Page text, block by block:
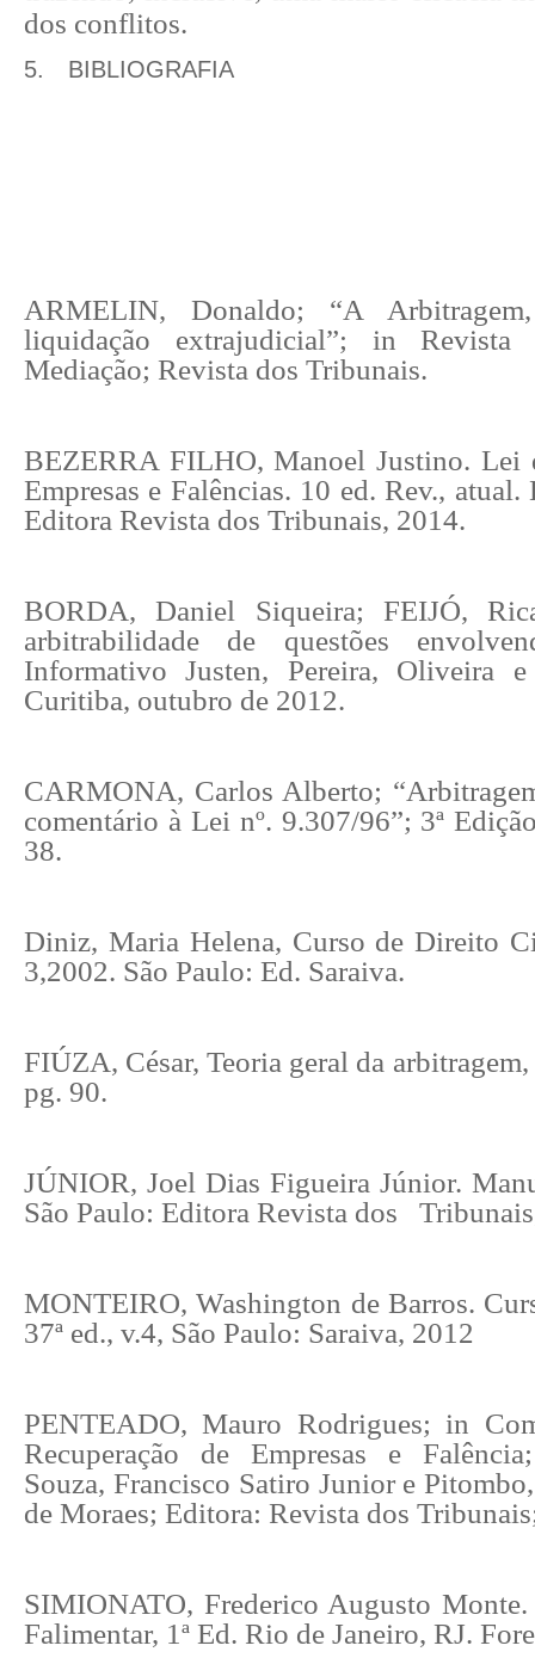
dos conflitos.
5. BIBLIOGRAFIA
ARMELIN, Donaldo; “A
liquidação extrajudicial”; in
Mediação; Revista dos Tribunais.
BEZERRA FILHO, Manoel Justino. Lei
Empresas e Falências. 10 ed. Rev.,
Editora Revista dos Tribunais, 2014.
BORDA, Daniel Siqueira; FEIJÓ,
arbitrabilidade de questões
Informativo Justen, Pereira, Oliveira
Curitiba, outubro de 2012.
CARMONA, Carlos Alberto;
comentário à Lei nº. 9.307/96”; 3ª
38.
Diniz, Maria Helena, Curso de Direito
3,2002. São Paulo: Ed. Saraiva.
FIÚZA, César, Teoria geral da
pg. 90.
JÚNIOR, Joel Dias Figueira Júnior.
São Paulo: Editora Revista dos
MONTEIRO, Washington de Barros.
37ª ed., v.4, São Paulo: Saraiva, 2012
PENTEADO, Mauro Rodrigues; in
Recuperação de Empresas e
Souza, Francisco Satiro Junior e
de Moraes; Editora: Revista dos
SIMIONATO, Frederico Augusto
Falimentar, 1ª Ed. Rio de Janeiro, RJ.